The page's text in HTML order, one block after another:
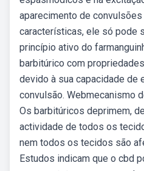
aparecimento de
características, ele só pode
princípio ativo do
barbitúrico com
devido à sua capacidade de
convulsão. Webmecanismo
Os barbitúricos deprimem,
actividade de todos os
nem todos os tecidos são
Estudos indicam que o cbd